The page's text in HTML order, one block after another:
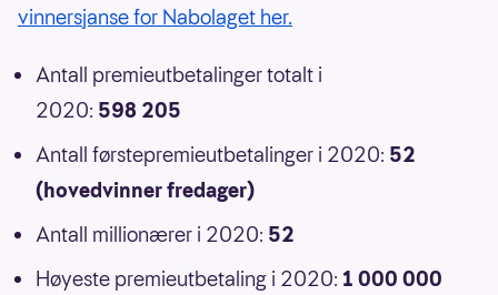
vinnersjanse for Nabolaget her.
Antall premieutbetalinger totalt i
2020: 598 205
Antall førstepremieutbetalinger i 2020: 52
(hovedvinner fredager)
Antall millionærer i 2020: 52
Høyeste premieutbetaling i 2020: 1 000 000